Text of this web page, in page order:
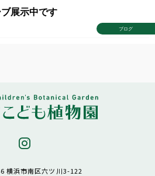
ブログ
展示中です
横浜市南区六ツ川3-122